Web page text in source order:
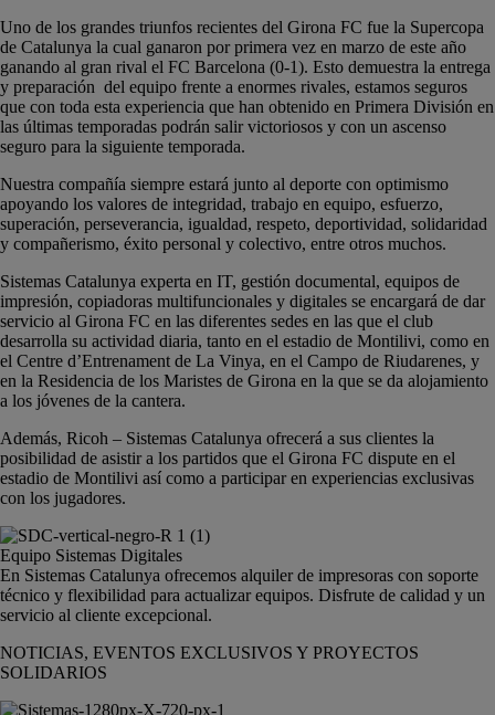
Uno de los grandes triunfos recientes del Girona FC fue la Supercopa
de Catalunya la cual ganaron por primera vez en marzo de este año
ganando al gran rival el FC Barcelona (0-1). Esto demuestra la entrega
y preparación del equipo frente a enormes rivales, estamos seguros
que con toda esta experiencia que han obtenido en Primera División en
las últimas temporadas podrán salir victoriosos y con un ascenso
seguro para la siguiente temporada.
Nuestra compañía siempre estará junto al deporte con optimismo
apoyando los valores de integridad, trabajo en equipo, esfuerzo,
superación, perseverancia, igualdad, respeto, deportividad, solidaridad
y compañerismo, éxito personal y colectivo, entre otros muchos.
Sistemas Catalunya experta en IT, gestión documental, equipos de
impresión, copiadoras multifuncionales y digitales se encargará de dar
servicio al Girona FC en las diferentes sedes en las que el club
desarrolla su actividad diaria, tanto en el estadio de Montilivi, como en
el Centre d’Entrenament de La Vinya, en el Campo de Riudarenes, y
en la Residencia de los Maristes de Girona en la que se da alojamiento
a los jóvenes de la cantera.
Además, Ricoh – Sistemas Catalunya ofrecerá a sus clientes la
posibilidad de asistir a los partidos que el Girona FC dispute en el
estadio de Montilivi así como a participar en experiencias exclusivas
con los jugadores.
Equipo Sistemas Digitales
En Sistemas Catalunya ofrecemos alquiler de impresoras con soporte
técnico y flexibilidad para actualizar equipos. Disfrute de calidad y un
servicio al cliente excepcional.
NOTICIAS, EVENTOS EXCLUSIVOS Y PROYECTOS
SOLIDARIOS